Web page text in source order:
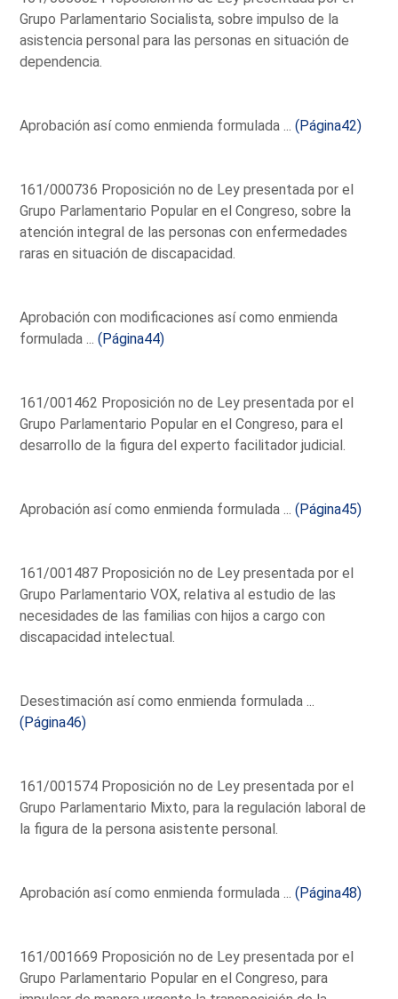
Grupo Parlamentario Socialista, sobre impulso de la
asistencia personal para las personas en situación de
dependencia.
Aprobación así como enmienda formulada ...(Página42)
161/000736 Proposición no de Ley presentada por el
Grupo Parlamentario Popular en el Congreso, sobre la
atención integral de las personas con enfermedades
raras en situación de discapacidad.
Aprobación con modificaciones así como enmienda
formulada ...(Página44)
161/001462 Proposición no de Ley presentada por el
Grupo Parlamentario Popular en el Congreso, para el
desarrollo de la figura del experto facilitador judicial.
Aprobación así como enmienda formulada ...(Página45)
161/001487 Proposición no de Ley presentada por el
Grupo Parlamentario VOX, relativa al estudio de las
necesidades de las familias con hijos a cargo con
discapacidad intelectual.
Desestimación así como enmienda formulada ...
(Página46)
161/001574 Proposición no de Ley presentada por el
Grupo Parlamentario Mixto, para la regulación laboral de
la figura de la persona asistente personal.
Aprobación así como enmienda formulada ...(Página48)
161/001669 Proposición no de Ley presentada por el
Grupo Parlamentario Popular en el Congreso, para